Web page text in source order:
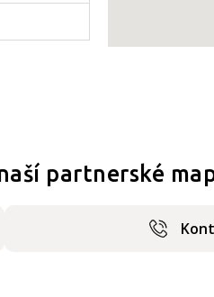
partnerské